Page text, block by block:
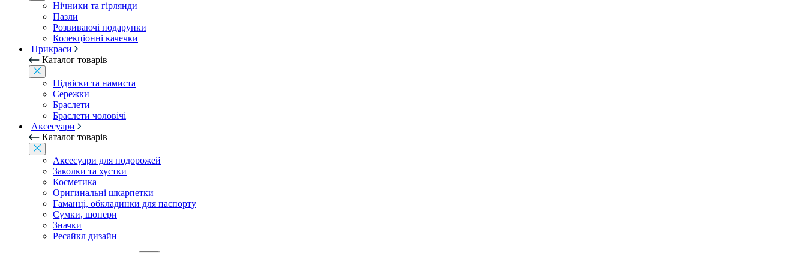
Нічники та гірлянди
Пазли
Розвиваючі подарунки
Колекціонні качечки
Прикраси
Каталог товарів
Підвіски та намиста
Сережки
Браслети
Браслети чоловічі
Аксесуари
Каталог товарів
Аксесуари для подорожей
Заколки та хустки
Косметика
Оригинальні шкарпетки
Гаманці, обкладинки для паспорту
Сумки, шопери
Значки
Ресайкл дизайн